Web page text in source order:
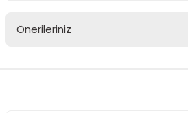
Önerileriniz